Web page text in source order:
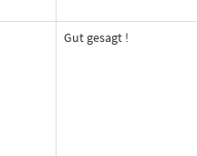
Gut gesagt !